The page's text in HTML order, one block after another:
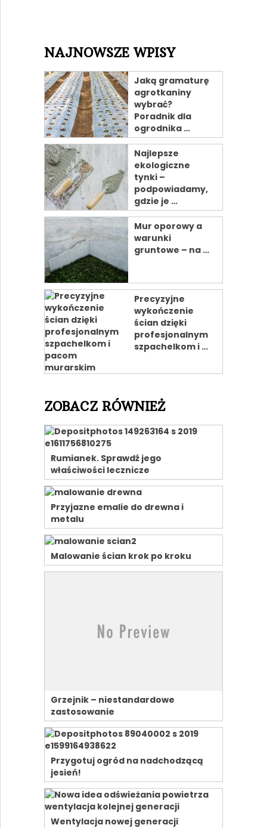
NAJNOWSZE WPISY
Jaką gramaturę
agrotkaniny
wybrać?
Poradnik dla
ogrodnika …
Najlepsze
ekologiczne
tynki –
podpowiadamy,
gdzie je …
Mur oporowy a
warunki
gruntowe – na …
Precyzyjne
wykończenie
ścian dzięki
profesjonalnym
szpachelkom i …
ZOBACZ RÓWNIEŻ
Rumianek. Sprawdź jego
właściwości lecznicze
Przyjazne emalie do drewna i
metalu
Malowanie ścian krok po kroku
Grzejnik – niestandardowe
zastosowanie
Przygotuj ogród na nadchodzącą
jesień!
Wentylacja nowej generacji